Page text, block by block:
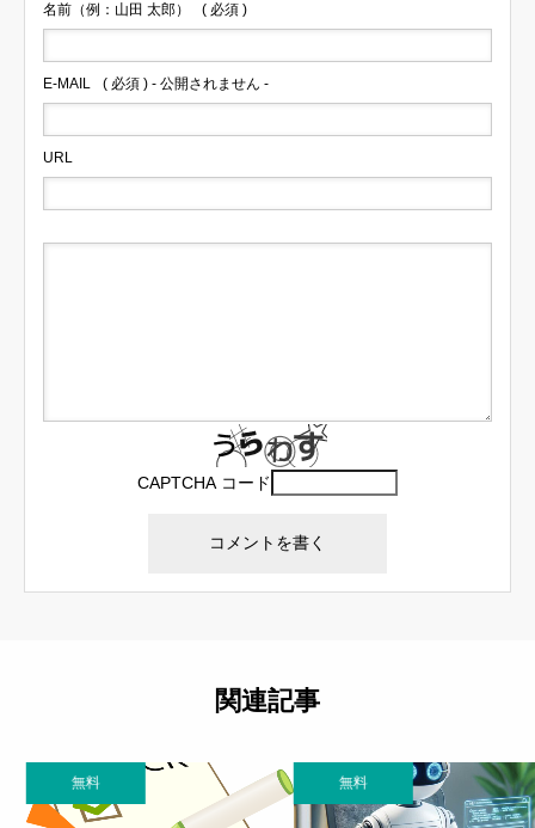
名前（例：山田 太郎） ( 必須 )
E-MAIL ( 必須 ) - 公開されません -
URL
CAPTCHA コード
関連記事
無料 無料